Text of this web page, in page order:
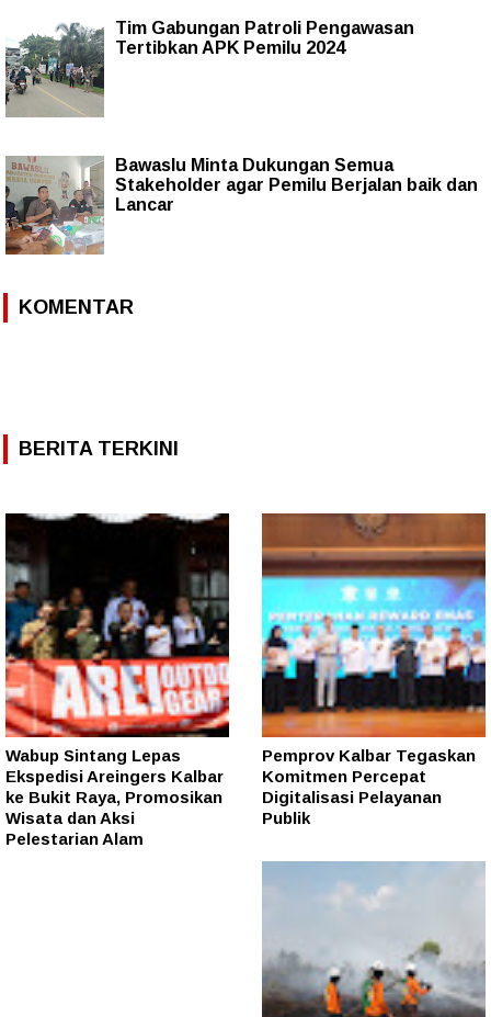
Tim Gabungan Patroli Pengawasan
Tertibkan APK Pemilu 2024
Bawaslu Minta Dukungan Semua
Stakeholder agar Pemilu Berjalan baik dan
Lancar
KOMENTAR
BERITA TERKINI
Wabup Sintang Lepas
Ekspedisi Areingers Kalbar
ke Bukit Raya, Promosikan
Wisata dan Aksi
Pelestarian Alam
Pemprov Kalbar Tegaskan
Komitmen Percepat
Digitalisasi Pelayanan
Publik